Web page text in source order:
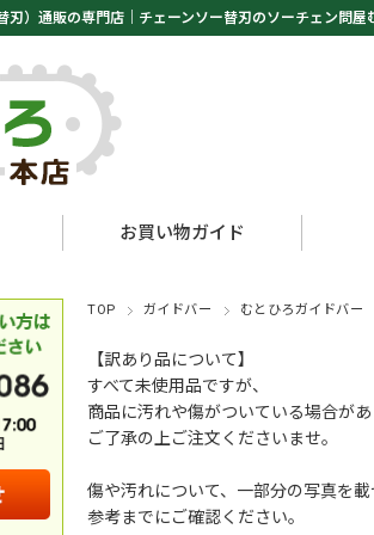
刃）通販の専門店｜ チェーンソー替刃のソーチェン問屋
お買い物ガイド
TOP ガイドバー むとひろガイドバー
【訳あり品について】
すべて未使用品ですが、
商品に汚れや傷がついている場合があ
ご了承の上ご注文くださいませ。
傷や汚れについて、一部分の写真を載
参考までにご確認ください。